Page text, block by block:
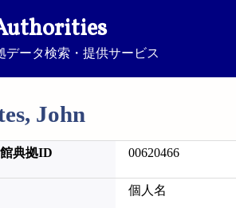
データ検索・提供サービス
John
典拠ID 00620466
個人名